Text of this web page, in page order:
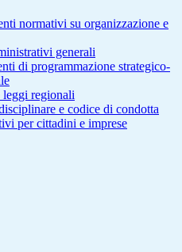
normativi su organizzazione e
generali
di programmazione strategico-
leggi regionali
e codice di condotta
per cittadini e imprese